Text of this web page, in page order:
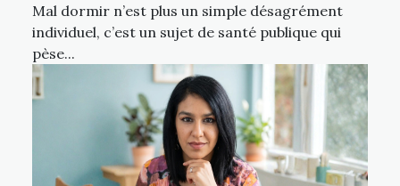
Mal dormir n’est plus un simple désagrément
individuel, c’est un sujet de santé publique qui
pèse...